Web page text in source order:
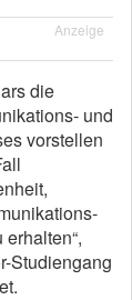
Anzeige
die
und
vorstellen
Studiengang